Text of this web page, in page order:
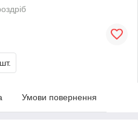
Умови повернення